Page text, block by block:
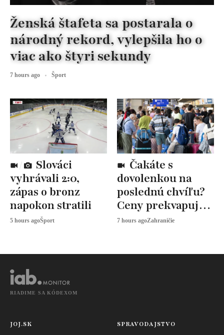
vyhrávali 2:0,
zápas o bronz
napokon stratili
5 hours agoŠport
dovolenkou na
poslednú chvíľu?
Ceny prekvapujú,
odborníci radia
7 hours agoZahraničie
Ženská štafeta sa postarala o
národný rekord, vylepšila ho o
viac ako štyri sekundy
7 hours ago Šport
RIADIME SA KÓDEXOM
JOJ.SK SPRAVODAJSTVO